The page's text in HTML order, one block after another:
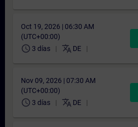
Oct 19, 2026 | 06:30 AM
(UTC+00:00)
schedule 3 días translate DE
Nov 09, 2026 | 07:30 AM
(UTC+00:00)
schedule 3 días translate DE